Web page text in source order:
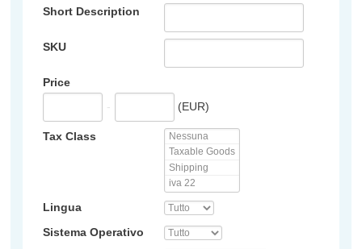
Short Description
SKU
Price
-
(EUR)
Tax Class
Lingua
Sistema Operativo